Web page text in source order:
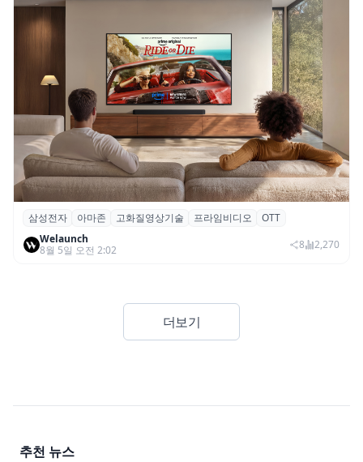
삼성전자·아마존, 프라임 비디오에 ‘HDR10+
어드밴스드’ 적용
삼성전자 아마존 고화질영상기술 프라임비디오
OTT
Welaunch
8월 5일 오전 2:02
8 2,270
더보기
추천 뉴스